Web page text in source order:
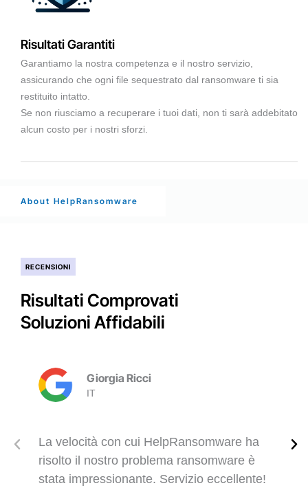
Risultati Garantiti
Garantiamo la nostra competenza e il nostro servizio,
assicurando che ogni file sequestrato dal ransomware ti sia
restituito intatto.
Se non riusciamo a recuperare i tuoi dati, non ti sarà addebitato
alcun costo per i nostri sforzi.
About HelpRansomware
RECENSIONI
Risultati Comprovati
Soluzioni Affidabili
La velocità con cui HelpRansomware ha
risolto il nostro problema ransomware è
stata impressionante. Servizio eccellente!
Giorgia Ricci
IT